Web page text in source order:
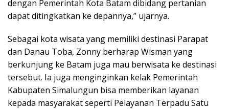
dengan Pemerintah Kota Batam dibidang pertanian
dapat ditingkatkan ke depannya,” ujarnya.
Sebagai kota wisata yang memiliki destinasi Parapat
dan Danau Toba, Zonny berharap Wisman yang
berkunjung ke Batam juga mau berwisata ke destinasi
tersebut. Ia juga menginginkan kelak Pemerintah
Kabupaten Simalungun bisa memberikan layanan
kepada masyarakat seperti Pelayanan Terpadu Satu